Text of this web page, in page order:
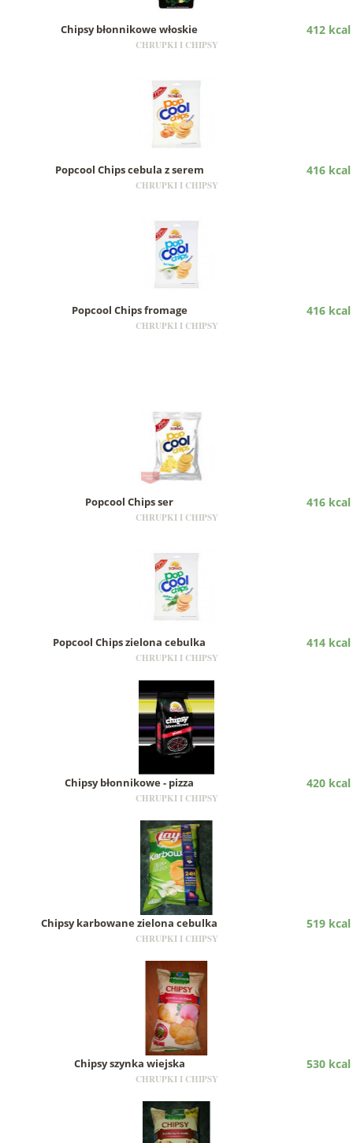
Chipsy błonnikowe włoskie 412 kcal
CHRUPKI I CHIPSY
Popcool Chips cebula z serem 416 kcal
CHRUPKI I CHIPSY
Popcool Chips fromage 416 kcal
CHRUPKI I CHIPSY
Popcool Chips ser 416 kcal
CHRUPKI I CHIPSY
Popcool Chips zielona cebulka 414 kcal
CHRUPKI I CHIPSY
Chipsy błonnikowe - pizza 420 kcal
CHRUPKI I CHIPSY
Chipsy karbowane zielona cebulka 519 kcal
CHRUPKI I CHIPSY
Chipsy szynka wiejska 530 kcal
CHRUPKI I CHIPSY